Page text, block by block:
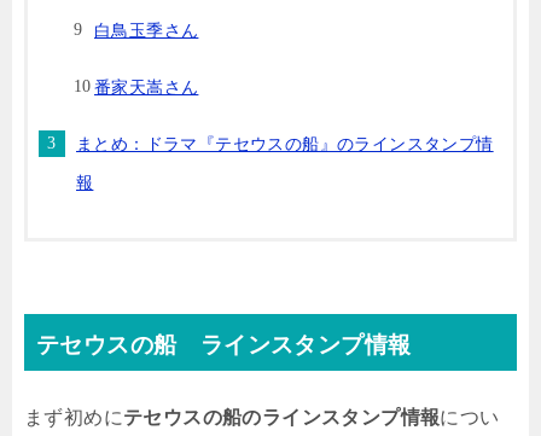
白鳥玉季さん
番家天嵩さん
まとめ：ドラマ『テセウスの船』のラインスタンプ情
報
テセウスの船 ラインスタンプ情報
まず初めにテセウスの船のラインスタンプ情報につい